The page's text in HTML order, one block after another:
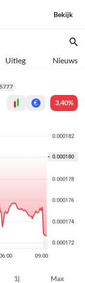
Bekijk
Uitleg Nieuws
€ 3,40%
1j Max